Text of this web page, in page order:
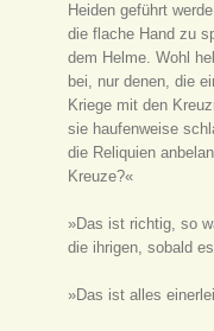
Heiden geführt
die flache Hand zu
dem Helme. Wohl
bei, nur denen, die
Kriege mit den
sie haufenweise
die Reliquien
Kreuze?«
»Das ist richtig, so
die ihrigen, sobald
»Das ist alles